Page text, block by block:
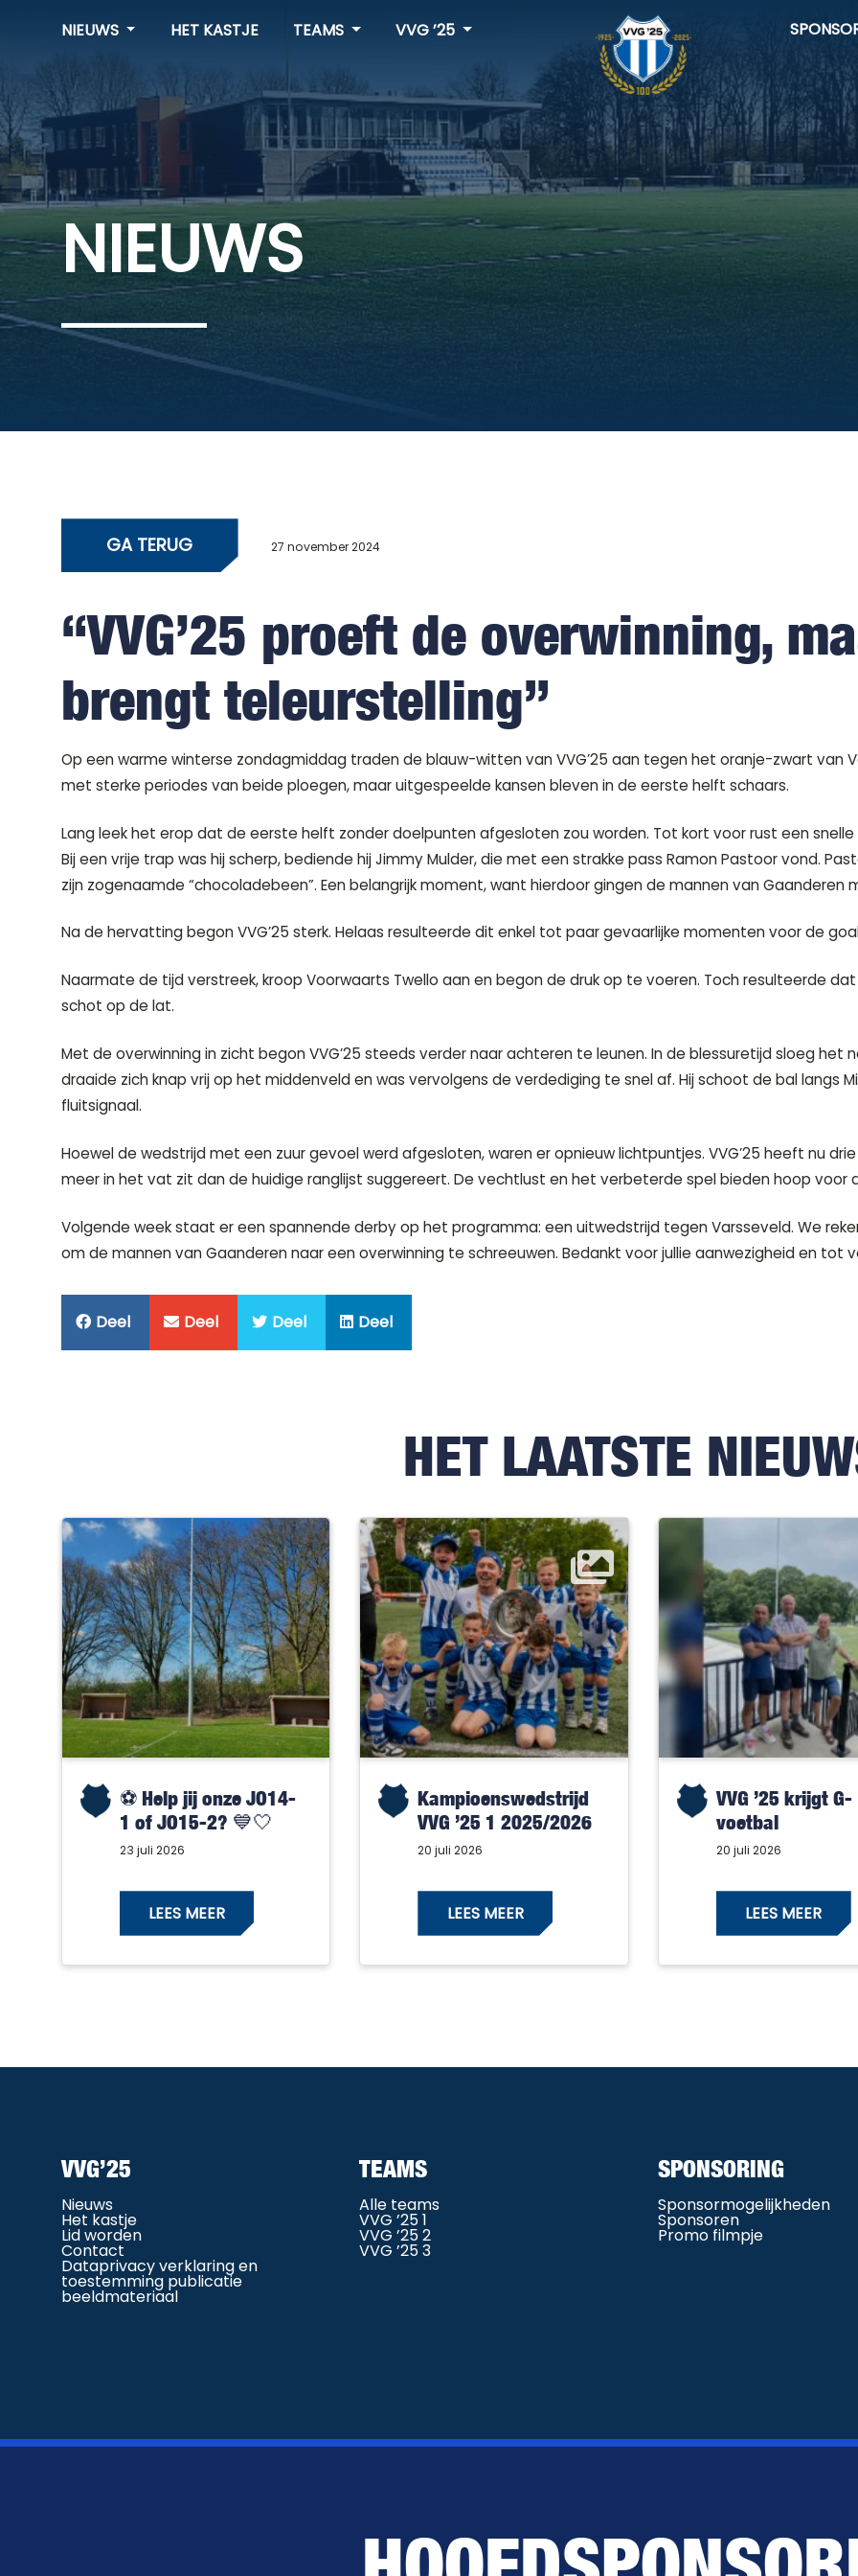
NIEUWS HET KASTJE TEAMS VVG ’25
NIEUWS
GA TERUG 27 november 2024
“VVG’25 proeft de overwinning,
brengt teleurstelling”
Op een warme winterse zondagmiddag traden de blauw-witten van VVG’25 aan tegen het oranje-zwart van
met sterke periodes van beide ploegen, maar uitgespeelde kansen bleven in de eerste helft schaars.
Lang leek het erop dat de eerste helft zonder doelpunten afgesloten zou worden. Tot kort voor rust een
Bij een vrije trap was hij scherp, bediende hij Jimmy Mulder, die met een strakke pass Ramon Pastoor vond.
zijn zogenaamde “chocoladebeen”. Een belangrijk moment, want hierdoor gingen de mannen van Gaanderen
Na de hervatting begon VVG’25 sterk. Helaas resulteerde dit enkel tot paar gevaarlijke momenten voor de
Naarmate de tijd verstreek, kroop Voorwaarts Twello aan en begon de druk op te voeren. Toch resulteerde
schot op de lat.
Met de overwinning in zicht begon VVG’25 steeds verder naar achteren te leunen. In de blessuretijd sloeg het
draaide zich knap vrij op het middenveld en was vervolgens de verdediging te snel af. Hij schoot de bal langs
fluitsignaal.
Hoewel de wedstrijd met een zuur gevoel werd afgesloten, waren er opnieuw lichtpuntjes. VVG’25 heeft nu
meer in het vat zit dan de huidige ranglijst suggereert. De vechtlust en het verbeterde spel bieden hoop voor
Volgende week staat er een spannende derby op het programma: een uitwedstrijd tegen Varsseveld. We
om de mannen van Gaanderen naar een overwinning te schreeuwen. Bedankt voor jullie aanwezigheid en tot
Deel Deel Deel Deel
HET LAATSTE
⚽️ Help jij onze JO14-
1 of JO15-2? 💙🤍
23 juli 2026
LEES MEER
Kampioenswedstrijd
VVG ’25 1 2025/2026
20 juli 2026
LEES MEER
VVG ’25 krijgt G-
voetbal
20 juli 2026
LEES MEER
VVG’25
Nieuws
Het kastje
Lid worden
Contact
Dataprivacy verklaring en
toestemming publicatie
beeldmateriaal
TEAMS
Alle teams
VVG ’25 1
VVG ’25 2
VVG ’25 3
SPONSORING
Sponsormogelijkheden
Sponsoren
Promo filmpje